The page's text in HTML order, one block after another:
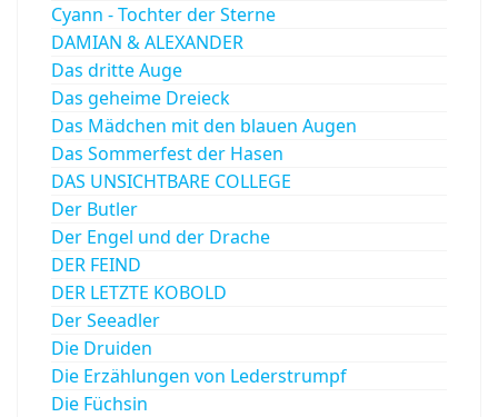
Cyann - Tochter der Sterne
DAMIAN & ALEXANDER
Das dritte Auge
Das geheime Dreieck
Das Mädchen mit den blauen Augen
Das Sommerfest der Hasen
DAS UNSICHTBARE COLLEGE
Der Butler
Der Engel und der Drache
DER FEIND
DER LETZTE KOBOLD
Der Seeadler
Die Druiden
Die Erzählungen von Lederstrumpf
Die Füchsin